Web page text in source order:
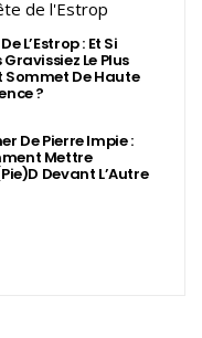
L’Estrop : Et Si
Gravissiez Le Plus
Sommet De Haute
?
De Pierre Impie :
Mettre
Devant L’Autre